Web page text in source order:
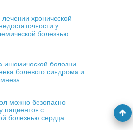
лечении хронической
у
болезнью
ишемической болезни
болевого синдрома и
можно безопасно
пациентов с
болезнью сердца